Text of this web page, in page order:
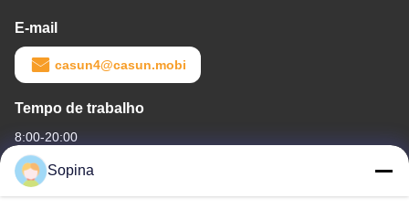
E-mail
casun4@casun.mobi
Tempo de trabalho
8:00-20:00
O nosso endereço
Sopina